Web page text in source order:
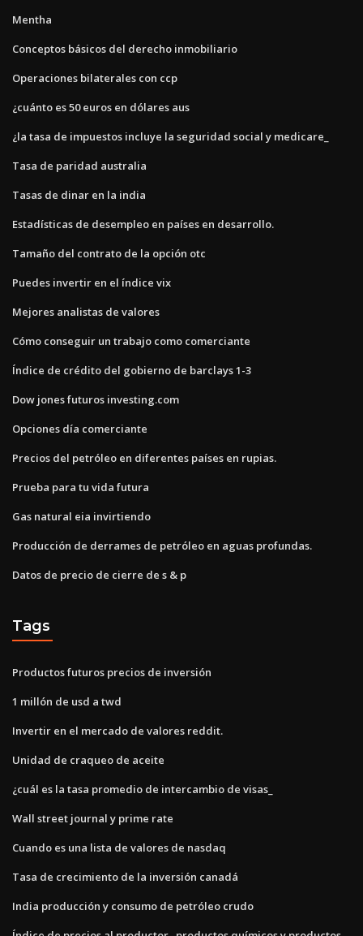
Mentha
Conceptos básicos del derecho inmobiliario
Operaciones bilaterales con ccp
¿cuánto es 50 euros en dólares aus
¿la tasa de impuestos incluye la seguridad social y medicare_
Tasa de paridad australia
Tasas de dinar en la india
Estadísticas de desempleo en países en desarrollo.
Tamaño del contrato de la opción otc
Puedes invertir en el índice vix
Mejores analistas de valores
Cómo conseguir un trabajo como comerciante
Índice de crédito del gobierno de barclays 1-3
Dow jones futuros investing.com
Opciones día comerciante
Precios del petróleo en diferentes países en rupias.
Prueba para tu vida futura
Gas natural eia invirtiendo
Producción de derrames de petróleo en aguas profundas.
Datos de precio de cierre de s & p
Tags
Productos futuros precios de inversión
1 millón de usd a twd
Invertir en el mercado de valores reddit.
Unidad de craqueo de aceite
¿cuál es la tasa promedio de intercambio de visas_
Wall street journal y prime rate
Cuando es una lista de valores de nasdaq
Tasa de crecimiento de la inversión canadá
India producción y consumo de petróleo crudo